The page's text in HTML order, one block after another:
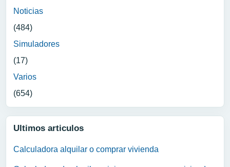
Noticias
(484)
Simuladores
(17)
Varios
(654)
Ultimos articulos
Calculadora alquilar o comprar vivienda